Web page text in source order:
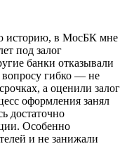
историю, в МосБК мне
под залог
банки отказывали
вопросу гибко — не
а оценили залог
оформления занял
достаточно
Особенно
и не занижали